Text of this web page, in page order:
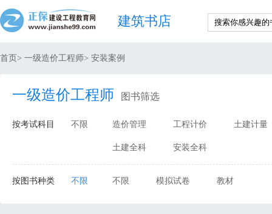
建筑书店
首页 > 一级造价工程师> 安装案例
一级造价工程师 图书筛选
按考试科目 不限 造价管理 工程计价 土建计量
土建全科 安装全科
按图书种类 不限 不限 模拟试卷 教材